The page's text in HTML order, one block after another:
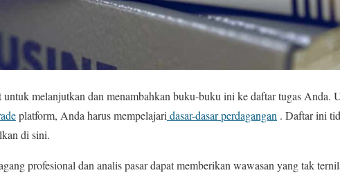
melanjutkan dan menambahkan buku-buku ini ke daftar tugas Anda.
platform, Anda harus mempelajari dasar-dasar perdagangan . Daftar ini
di sini.
profesional dan analis pasar dapat memberikan wawasan yang tak